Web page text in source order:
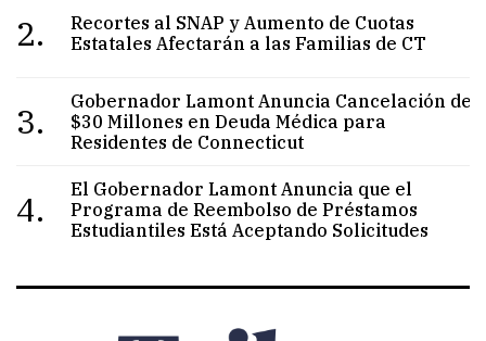
2.
Recortes al SNAP y Aumento de Cuotas
Estatales Afectarán a las Familias de CT
3.
Gobernador Lamont Anuncia Cancelación de
$30 Millones en Deuda Médica para
Residentes de Connecticut
4.
El Gobernador Lamont Anuncia que el
Programa de Reembolso de Préstamos
Estudiantiles Está Aceptando Solicitudes